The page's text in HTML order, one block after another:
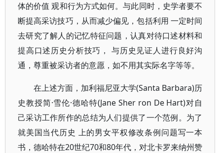
体的价值 观和行为方式如何。与此同时，史学者要不
断提高采访技巧，从而减少偏见，包括利用 一定时间
去研究了解人的记忆特征问题，认真对待口述材料和
提高口述历史分析技巧， 与历史见证人进行良好沟
通，尊重被采访者的意愿，如不用其实际名字等等。
在上述方面，加利福尼亚大学(Santa Barbara)历
史教授简·雪伦·德哈特(Jane Sher ron De Hart)对自
己采访工作所作的总结为人们提供了一个范例。为了
就美国当代历史 上的男女平权修改条例问题写一本
书，德哈特在20世纪70和80年代，对北卡罗来纳州赞